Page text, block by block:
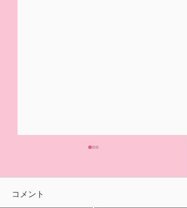
おはようございます！ ２/14
コメント